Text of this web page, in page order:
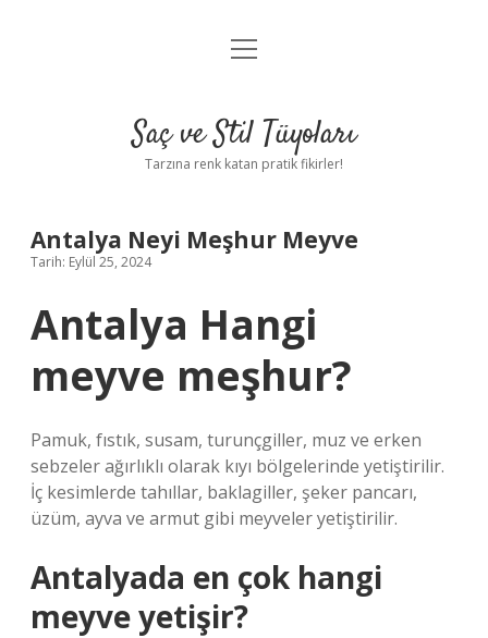
Anasayfa
Yasal Uyarı
menüyü
Saç ve Stil Tüyoları
Tarzına renk katan pratik fikirler!
Antalya Neyi Meşhur Meyve
Tarih: Eylül 25, 2024
Antalya Hangi
meyve meşhur?
Pamuk, fıstık, susam, turunçgiller, muz ve erken
sebzeler ağırlıklı olarak kıyı bölgelerinde yetiştirilir.
İç kesimlerde tahıllar, baklagiller, şeker pancarı,
üzüm, ayva ve armut gibi meyveler yetiştirilir.
Antalyada en çok hangi
meyve yetişir?